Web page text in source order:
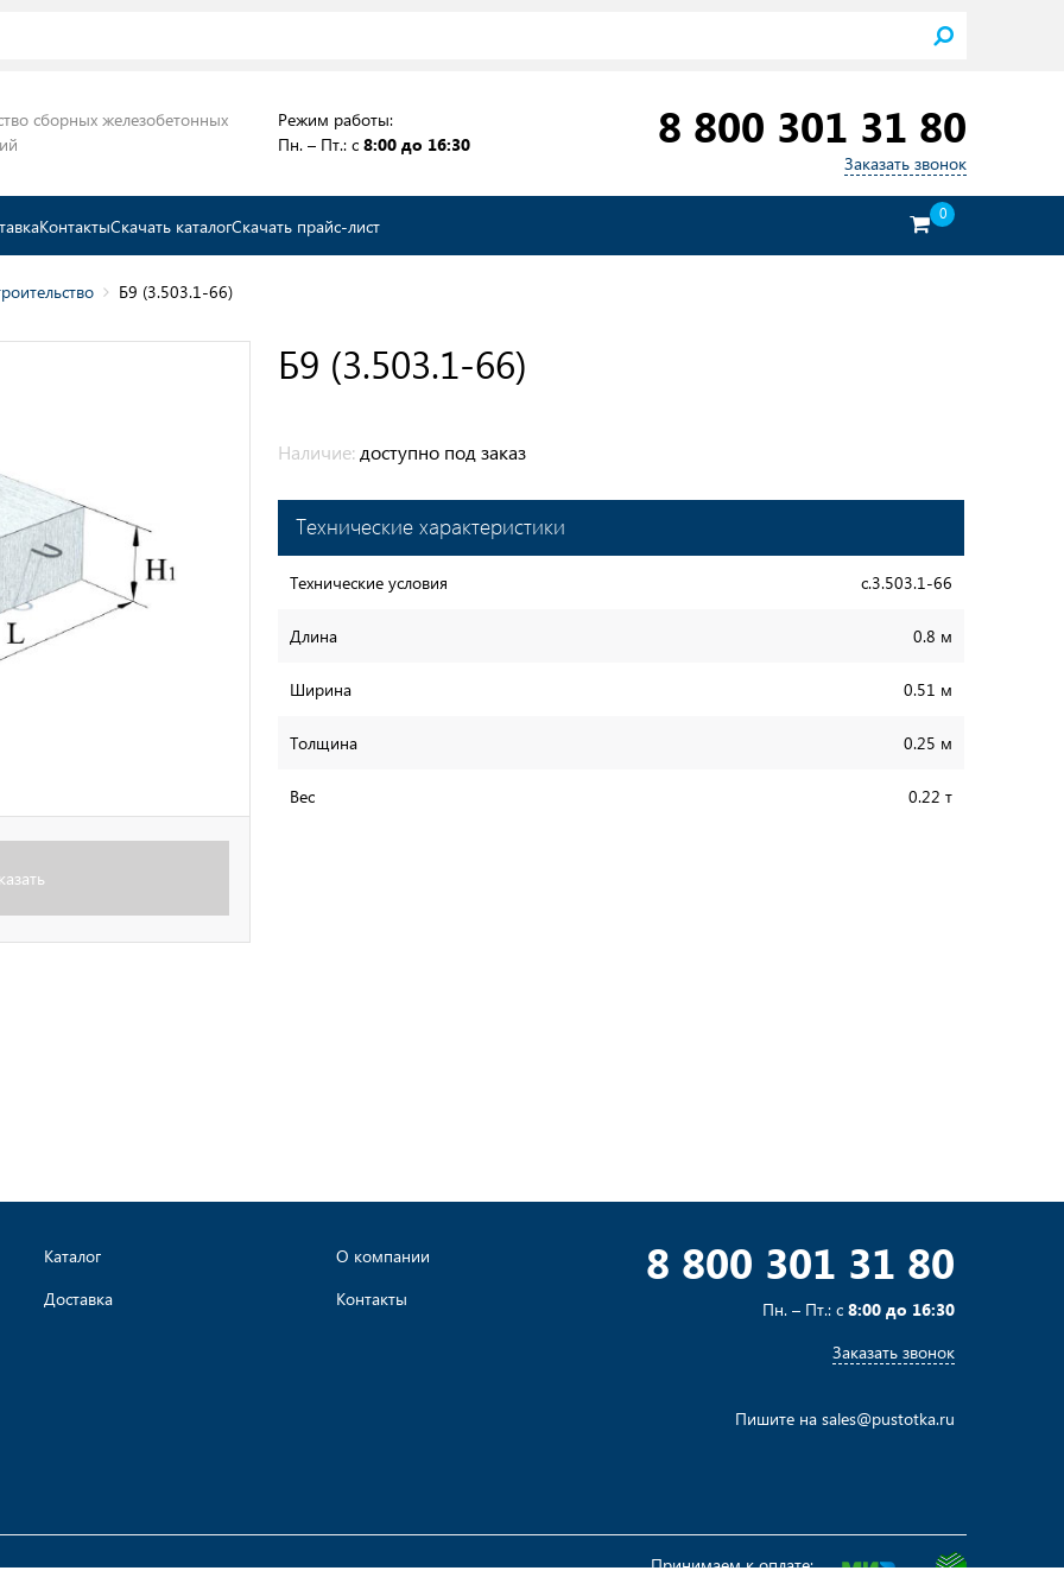
сборных железобетонных
Режим работы:
Пн. – Пт.: с 8:00 до 16:30 8 800 301 31 80
Заказать звонок
КонтактыСкачать каталогСкачать прайс-лист
0
Б9 (3.503.1-66)
Б9 (3.503.1-66)
Наличие: доступно под заказ
Технические характеристики
Технические условия с.3.503.1-66
Длина 0.8 м
Ширина 0.51 м
Толщина 0.25 м
Вес 0.22 т
Каталог
Доставка
О компании
Контакты
8 800 301 31 80
Пн. – Пт.: с 8:00 до 16:30
Заказать звонок
Пишите на sales@pustotka.ru
Принимаем к оплате: